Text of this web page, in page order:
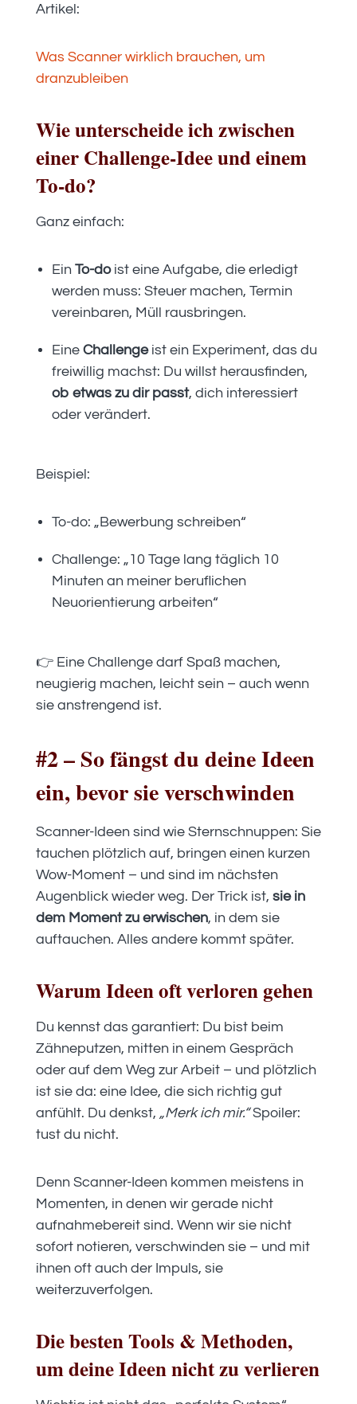
Artikel:
Was Scanner wirklich brauchen, um
dranzubleiben
Wie unterscheide ich zwischen
einer Challenge-Idee und einem
To-do?
Ganz einfach:
Ein To-doist eine Aufgabe, die erledigt
werden muss: Steuer machen, Termin
vereinbaren, Müll rausbringen.
Eine Challengeist ein Experiment, das du
freiwillig machst: Du willst herausfinden,
ob etwas zu dir passt, dich interessiert
oder verändert.
Beispiel:
To-do: „Bewerbung schreiben“
Challenge: „10 Tage lang täglich 10
Minuten an meiner beruflichen
Neuorientierung arbeiten“
👉 Eine Challenge darf Spaß machen,
neugierig machen, leicht sein – auch wenn
sie anstrengend ist.
#2 – So fängst du deine Ideen
ein, bevor sie verschwinden
Scanner-Ideen sind wie Sternschnuppen: Sie
tauchen plötzlich auf, bringen einen kurzen
Wow-Moment – und sind im nächsten
Augenblick wieder weg. Der Trick ist, sie in
dem Moment zu erwischen, in dem sie
auftauchen. Alles andere kommt später.
Warum Ideen oft verloren gehen
Du kennst das garantiert: Du bist beim
Zähneputzen, mitten in einem Gespräch
oder auf dem Weg zur Arbeit – und plötzlich
ist sie da: eine Idee, die sich richtig gut
anfühlt. Du denkst, „Merk ich mir.“Spoiler:
tust du nicht.
Denn Scanner-Ideen kommen meistens in
Momenten, in denen wir gerade nicht
aufnahmebereit sind. Wenn wir sie nicht
sofort notieren, verschwinden sie – und mit
ihnen oft auch der Impuls, sie
weiterzuverfolgen.
Die besten Tools & Methoden,
um deine Ideen nicht zu verlieren